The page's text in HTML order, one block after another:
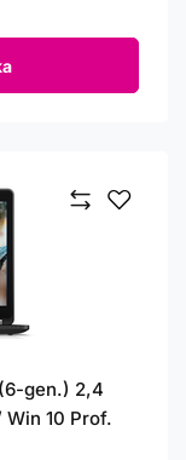
gen.) 2,4
Win 10 Prof.